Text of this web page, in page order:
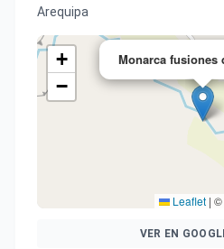
Arequipa
Monarca fusiones
+
−
Leaflet | ©
VER EN